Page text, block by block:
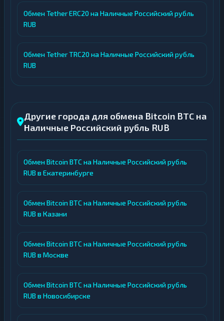
Обмен Tether ERC20 на Наличные Российский рубль
RUB
Обмен Tether TRC20 на Наличные Российский рубль
RUB
Другие города для обмена Bitcoin BTC на
Наличные Российский рубль RUB
Обмен Bitcoin BTC на Наличные Российский рубль
RUB в Екатеринбурге
Обмен Bitcoin BTC на Наличные Российский рубль
RUB в Казани
Обмен Bitcoin BTC на Наличные Российский рубль
RUB в Москве
Обмен Bitcoin BTC на Наличные Российский рубль
RUB в Новосибирске